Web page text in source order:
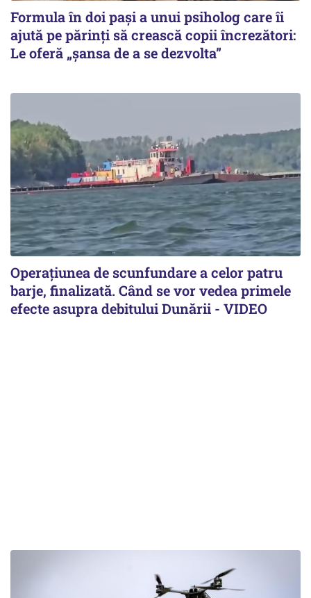
Formula în doi pași a unui psiholog care îi
ajută pe părinți să crească copii încrezători:
Le oferă „șansa de a se dezvolta”
Operațiunea de scunfundare a celor patru
barje, finalizată. Când se vor vedea primele
efecte asupra debitului Dunării - VIDEO